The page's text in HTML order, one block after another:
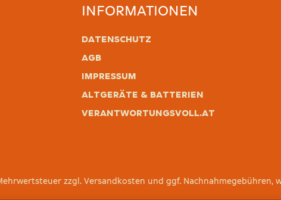
INFORMATIONEN
Datenschutz
AGB
Impressum
Altgeräte & Batterien
verantwortungsvoll.at
zzgl. Versandkosten und ggf. Nachnahmegebühren,